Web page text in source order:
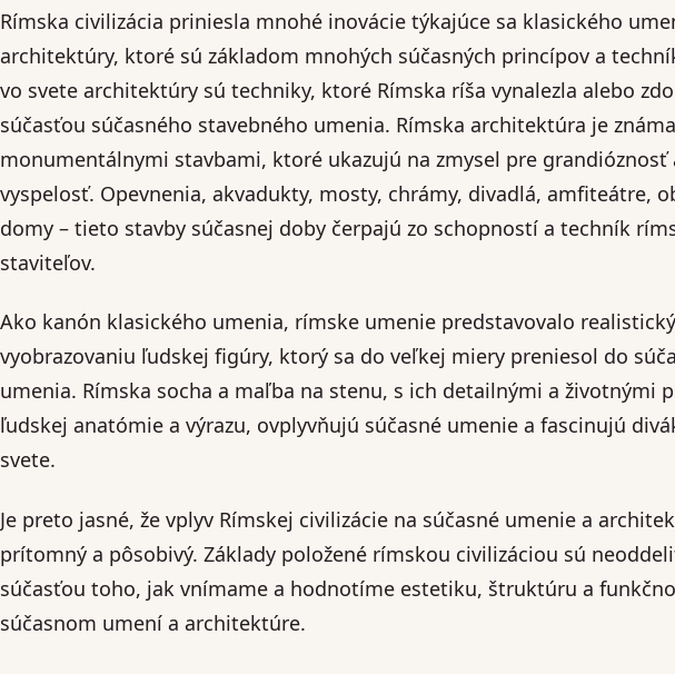
Rímska civilizácia priniesla mnohé inovácie týkajúce sa klasického
architektúry, ktoré sú základom mnohých súčasných princípov a
vo svete architektúry sú techniky, ktoré Rímska ríša vynalezla alebo
súčasťou súčasného stavebného umenia. Rímska architektúra je
monumentálnymi stavbami, ktoré ukazujú na zmysel pre grandióznosť
vyspelosť. Opevnenia, akvadukty, mosty, chrámy, divadlá, amfiteátre,
domy – tieto stavby súčasnej doby čerpajú zo schopností a techník
staviteľov.
Ako kanón klasického umenia, rímske umenie predstavovalo
vyobrazovaniu ľudskej figúry, ktorý sa do veľkej miery preniesol do
umenia. Rímska socha a maľba na stenu, s ich detailnými a životnými
ľudskej anatómie a výrazu, ovplyvňujú súčasné umenie a fascinujú
svete.
Je preto jasné, že vplyv Rímskej civilizácie na súčasné umenie a
prítomný a pôsobivý. Základy položené rímskou civilizáciou sú
súčasťou toho, jak vnímame a hodnotíme estetiku, štruktúru a
súčasnom umení a architektúre.